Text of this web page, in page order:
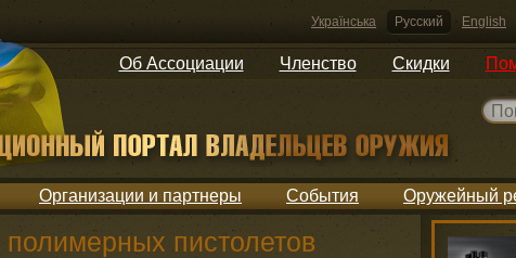
Українська Русский English
Об Ассоциации Членство Скидки
Организации и партнеры События Оружейный
пистолетов